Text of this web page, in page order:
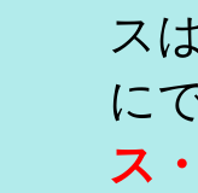
ス
に
ス